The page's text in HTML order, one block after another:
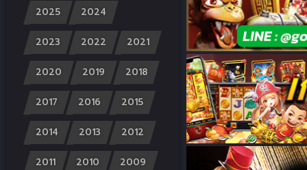
2025 2024
2023 2022 2021
2020 2019 2018
2017 2016 2015
2014 2013 2012
2011 2010 2009